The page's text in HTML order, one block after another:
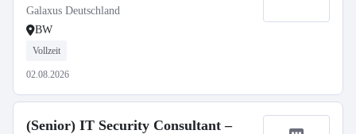
Galaxus Deutschland
BW
Vollzeit
02.08.2026
(Senior) IT Security Consultant –